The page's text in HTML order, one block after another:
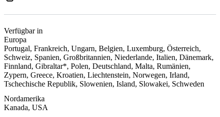
Verfügbar in
Europa
Portugal, Frankreich, Ungarn, Belgien, Luxemburg, Österreich,
Schweiz, Spanien, Großbritannien, Niederlande, Italien, Dänemark,
Finnland, Gibraltar*, Polen, Deutschland, Malta, Rumänien,
Zypern, Greece, Kroatien, Liechtenstein, Norwegen, Irland,
Tschechische Republik, Slowenien, Island, Slowakei, Schweden
Nordamerika
Kanada, USA